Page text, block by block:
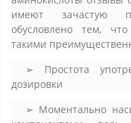
имеют зачастую
обусловлено тем,
такими
➢ Простота
дозировки
➢ Моментально